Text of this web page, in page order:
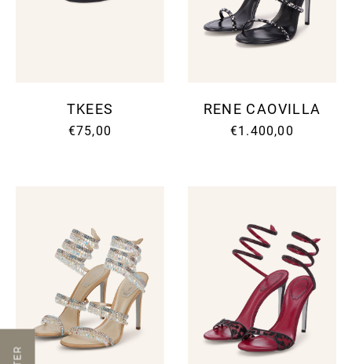
TKEES
€75,00
RENE CAOVILLA
€1.400,00